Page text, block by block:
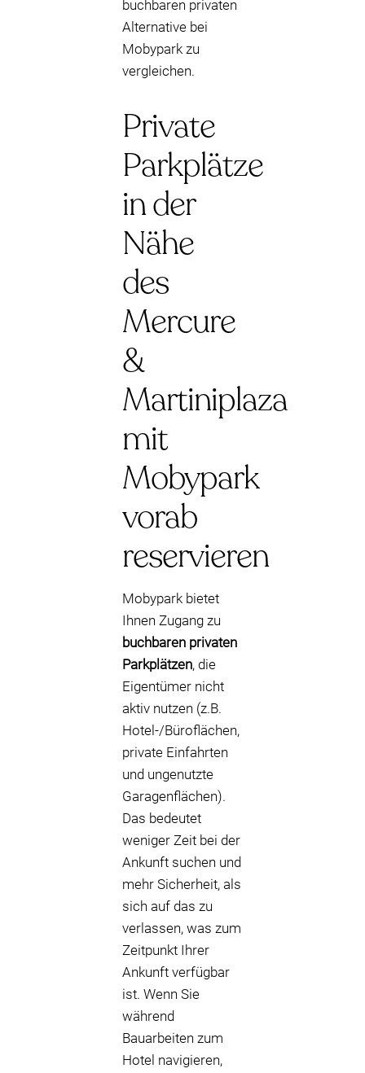
buchbaren privaten
Alternative bei
Mobypark zu
vergleichen.
Private
Parkplätze
in der
Nähe
des
Mercure
&
Martiniplaza
mit
Mobypark
vorab
reservieren
Mobypark bietet
Ihnen Zugang zu
buchbaren privaten
Parkplätzen, die
Eigentümer nicht
aktiv nutzen (z.B.
Hotel-/Büroflächen,
private Einfahrten
und ungenutzte
Garagenflächen).
Das bedeutet
weniger Zeit bei der
Ankunft suchen und
mehr Sicherheit, als
sich auf das zu
verlassen, was zum
Zeitpunkt Ihrer
Ankunft verfügbar
ist. Wenn Sie
während
Bauarbeiten zum
Hotel navigieren,